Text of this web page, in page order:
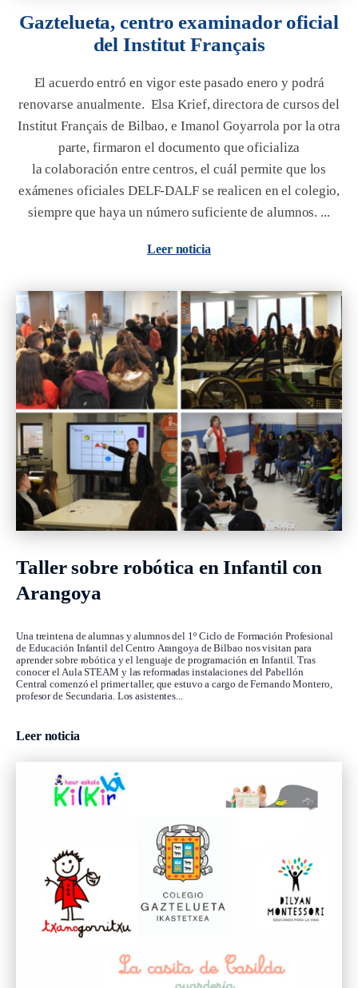
Gaztelueta, centro examinador oficial
del Institut Français
El acuerdo entró en vigor este pasado enero y podrá
renovarse anualmente. Elsa Krief, directora de cursos del
Institut Français de Bilbao, e Imanol Goyarrola por la otra
parte, firmaron el documento que oficializa
la colaboración entre centros, el cuál permite que los
exámenes oficiales DELF-DALF se realicen en el colegio,
siempre que haya un número suficiente de alumnos. ...
Leer noticia
Taller sobre robótica en Infantil con
Arangoya
Una treintena de alumnas y alumnos del 1º Ciclo de Formación Profesional
de Educación Infantil del Centro Arangoya de Bilbao nos visitan para
aprender sobre robótica y el lenguaje de programación en Infantil. Tras
conocer el Aula STEAM y las reformadas instalaciones del Pabellón
Central comenzó el primer taller, que estuvo a cargo de Fernando Montero,
profesor de Secundaria. Los asistentes...
Leer noticia